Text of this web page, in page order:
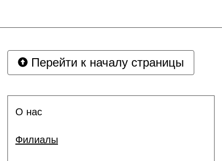
Перейти к началу страницы
О нас
Филиалы